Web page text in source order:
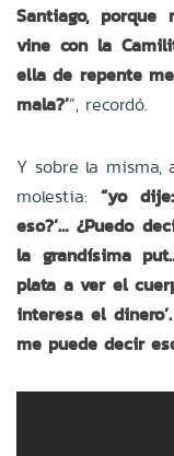
Santiago,
vine con la
ella de repente
mala?’”, recordó.
Y sobre la misma,
molestia:“yo
eso?’… ¿Puedo
la grandísima
plata a ver el
interesa el
me puede decir